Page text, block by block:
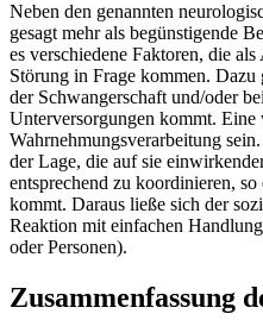
Neben den genannten
gesagt mehr als begünstigende
es verschiedene Faktoren, die
Störung in Frage kommen.
der Schwangerschaft und/oder
Unterversorgungen kommt. Eine
Wahrnehmungsverarbeitung
der Lage, die auf sie
entsprechend zu koordinieren,
kommt. Daraus ließe sich der
Reaktion mit einfachen
oder Personen).
Zusammenfassung